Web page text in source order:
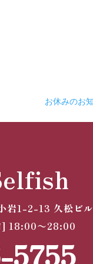
お休みのお
岩1-2-13 久松ビ
] 18:00〜28:00